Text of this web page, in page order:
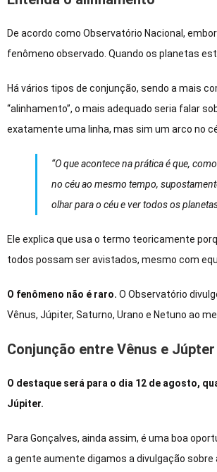
De acordo como Observatório Nacional,
fenômeno observado. Quando os planetas
Há vários tipos de conjunção, sendo a mais
“alinhamento”, o mais adequado seria falar
exatamente uma linha, mas sim um arco no
“O que acontece na prática é que,
no céu ao mesmo tempo,
olhar para o céu e ver todos os
Ele explica que usa o termo teoricamente
todos possam ser avistados, mesmo com
O fenômeno não é raro. O Observatório
Vênus, Júpiter, Saturno, Urano e Netuno ao
Conjunção entre Vênus e Júpter
O destaque será para o dia 12 de agosto,
Júpiter.
Para Gonçalves, ainda assim, é uma boa
a gente aumente digamos a divulgação